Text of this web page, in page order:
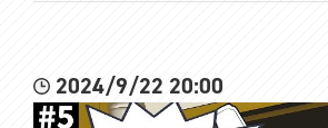
2024/9/22 20:00